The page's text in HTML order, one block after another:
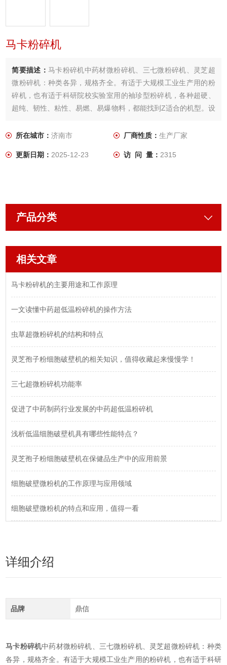
马卡粉碎机
简要描述： 马卡粉碎机中药材微粉碎机、三七微粉碎机、灵芝超
微粉碎机：种类各异，规格齐全。有适于大规模工业生产用的粉
碎机，也有适于科研院校实验室用的袖珍型粉碎机，各种超硬、
超纯、韧性、粘性、易燃、易爆物料，都能找到Z适合的机型。设
求设计的医药食品级粉碎机已达到欧美优良水平。
所在城市：济南市 厂商性质： 生产厂家
更新日期：2025-12-23 访 问 量： 2315
产品分类
相关文章
马卡粉碎机的主要用途和工作原理
一文读懂中药超低温粉碎机的操作方法
虫草超微粉碎机的结构和特点
灵芝孢子粉细胞破壁机的相关知识，值得收藏起来慢慢学！
三七超微粉碎机功能率
促进了中药制药行业发展的中药超低温粉碎机
浅析低温细胞破壁机具有哪些性能特点？
灵芝孢子粉细胞破壁机在保健品生产中的应用前景
细胞破壁微粉机的工作原理与应用领域
细胞破壁微粉机的特点和应用，值得一看
详细介绍
品牌 鼎信
马卡粉碎机中药材微粉碎机、三七微粉碎机、灵芝超微粉碎机：种类
各异，规格齐全。有适于大规模工业生产用的粉碎机，也有适于科研